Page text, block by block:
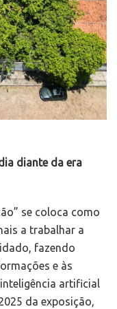
diante da era
se coloca como
a trabalhar a
fazendo
e às
artificial
da exposição,